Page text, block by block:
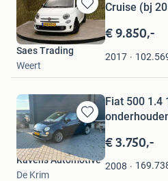
Bewaren
in
Mijn
Favorieten
Cruise (bj
€ 9.850,-
2017
Saes Trading
Weert
Bewaren
in
Mijn
Favorieten
Fiat 500 1.4
€ 3.750,-
2008
Ravens Automotive
De Krim